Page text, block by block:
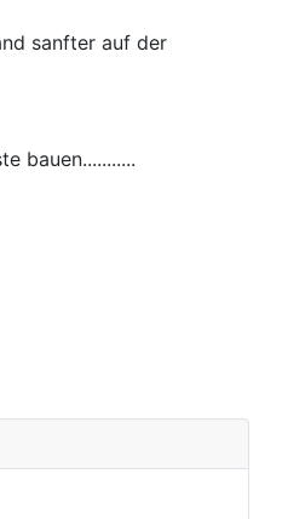
sanfter auf der
bauen...........